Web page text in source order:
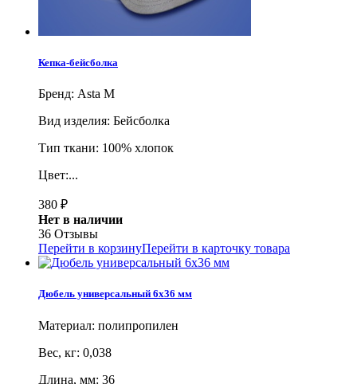
Кепка-бейсболка
Бренд: Asta M
Вид изделия: Бейсболка
Тип ткани: 100% хлопок
Цвет:...
380 ₽
Нет в наличии
36 Отзывы
Перейти в корзинуПерейти в карточку товара
Дюбель универсальный 6х36 мм
Материал: полипропилен
Вес, кг: 0,038
Длина, мм: 36